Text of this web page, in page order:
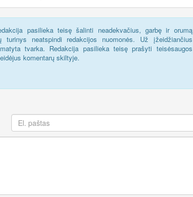
pasilieka teisę šalinti neadekvačius, garbę ir orumą
turinys neatspindi redakcijos nuomonės. Už įžeidžiančius
tvarka. Redakcija pasilieka teisę prašyti teisėsaugos
komentarų skiltyje.